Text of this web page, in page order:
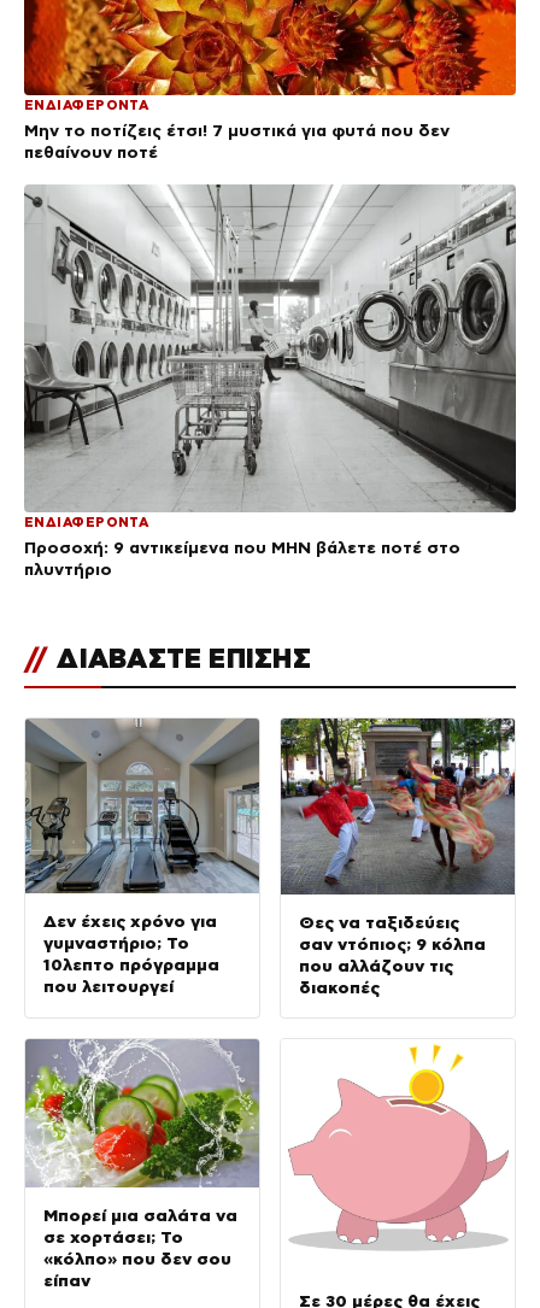
ΕΝΔΙΑΦΕΡΟΝΤΑ
Μην το ποτίζεις έτσι! 7 μυστικά για φυτά που δεν
πεθαίνουν ποτέ
ΕΝΔΙΑΦΕΡΟΝΤΑ
Προσοχή: 9 αντικείμενα που ΜΗΝ βάλετε ποτέ στο
πλυντήριο
// ΔΙΑΒΑΣΤΕ ΕΠΙΣΗΣ
Δεν έχεις χρόνο για
γυμναστήριο; Το
10λεπτο πρόγραμμα
που λειτουργεί
Θες να ταξιδεύεις
σαν ντόπιος; 9 κόλπα
που αλλάζουν τις
διακοπές
Μπορεί μια σαλάτα να
σε χορτάσει; Το
«κόλπο» που δεν σου
είπαν
Σε 30 μέρες θα έχεις